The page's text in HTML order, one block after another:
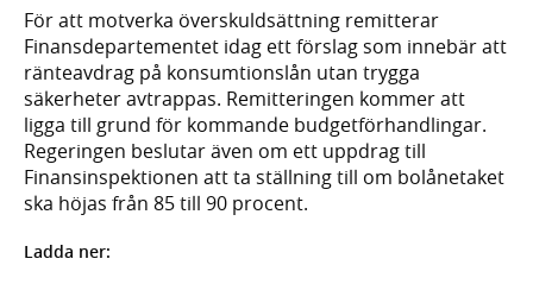
För att motverka överskuldsättning remitterar
Finansdepartementet idag ett förslag som innebär att
ränteavdrag på konsumtionslån utan trygga
säkerheter avtrappas. Remitteringen kommer att
ligga till grund för kommande budgetförhandlingar.
Regeringen beslutar även om ett uppdrag till
Finansinspektionen att ta ställning till om bolånetaket
ska höjas från 85 till 90 procent.
Ladda ner: